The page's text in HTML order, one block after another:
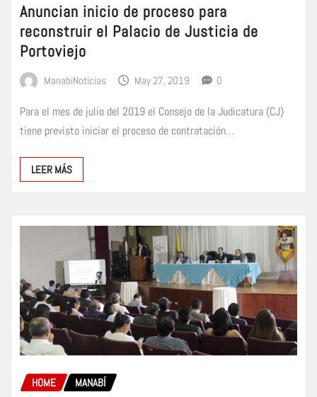
Anuncian inicio de proceso para
reconstruir el Palacio de Justicia de
Portoviejo
ManabiNoticias May 27, 2019 0
Para el mes de julio del 2019 el Consejo de la Judicatura (CJ)
tiene previsto iniciar el proceso de contratación…
LEER MÁS
HOME MANABÍ